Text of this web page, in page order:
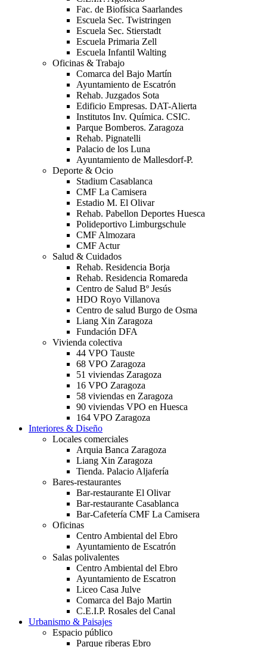
Fac. de Biofísica Saarlandes
Escuela Sec. Twistringen
Escuela Sec. Stierstadt
Escuela Primaria Zell
Escuela Infantil Walting
Oficinas & Trabajo
Comarca del Bajo Martín
Ayuntamiento de Escatrón
Rehab. Juzgados Sota
Edificio Empresas. DAT-Alierta
Institutos Inv. Química. CSIC.
Parque Bomberos. Zaragoza
Rehab. Pignatelli
Palacio de los Luna
Ayuntamiento de Mallesdorf-P.
Deporte & Ocio
Stadium Casablanca
CMF La Camisera
Estadio M. El Olivar
Rehab. Pabellon Deportes Huesca
Polideportivo Limburgschule
CMF Almozara
CMF Actur
Salud & Cuidados
Rehab. Residencia Borja
Rehab. Residencia Romareda
Centro de Salud Bº Jesús
HDO Royo Villanova
Centro de salud Burgo de Osma
Liang Xin Zaragoza
Fundación DFA
Vivienda colectiva
44 VPO Tauste
68 VPO Zaragoza
51 viviendas Zaragoza
16 VPO Zaragoza
58 viviendas en Zaragoza
90 viviendas VPO en Huesca
164 VPO Zaragoza
Interiores & Diseño
Locales comerciales
Arquia Banca Zaragoza
Liang Xin Zaragoza
Tienda. Palacio Aljafería
Bares-restaurantes
Bar-restaurante El Olivar
Bar-restaurante Casablanca
Bar-Cafetería CMF La Camisera
Oficinas
Centro Ambiental del Ebro
Ayuntamiento de Escatrón
Salas polivalentes
Centro Ambiental del Ebro
Ayuntamiento de Escatron
Liceo Casa Julve
Comarca del Bajo Martin
C.E.I.P. Rosales del Canal
Urbanismo & Paisajes
Espacio público
Parque riberas Ebro